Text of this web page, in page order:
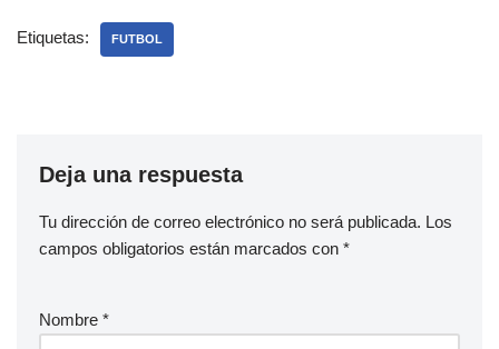
Etiquetas: FUTBOL
Deja una respuesta
Tu dirección de correo electrónico no será publicada. Los
campos obligatorios están marcados con *
Nombre *